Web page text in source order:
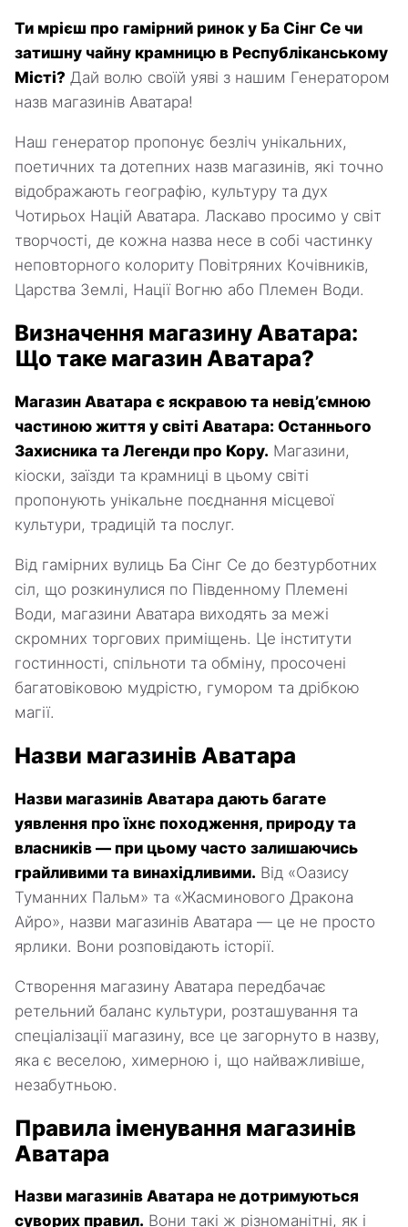
Ти мрієш про гамірний ринок у Ба Сінг Се чи
затишну чайну крамницю в Республіканському
Місті? Дай волю своїй уяві з нашим Генератором
назв магазинів Аватара!
Наш генератор пропонує безліч унікальних,
поетичних та дотепних назв магазинів, які точно
відображають географію, культуру та дух
Чотирьох Націй Аватара. Ласкаво просимо у світ
творчості, де кожна назва несе в собі частинку
неповторного колориту Повітряних Кочівників,
Царства Землі, Нації Вогню або Племен Води.
Визначення магазину Аватара:
Що таке магазин Аватара?
Магазин Аватара є яскравою та невід’ємною
частиною життя у світі Аватара: Останнього
Захисника та Легенди про Кору. Магазини,
кіоски, заїзди та крамниці в цьому світі
пропонують унікальне поєднання місцевої
культури, традицій та послуг.
Від гамірних вулиць Ба Сінг Се до безтурботних
сіл, що розкинулися по Південному Племені
Води, магазини Аватара виходять за межі
скромних торгових приміщень. Це інститути
гостинності, спільноти та обміну, просочені
багатовіковою мудрістю, гумором та дрібкою
магії.
Назви магазинів Аватара
Назви магазинів Аватара дають багате
уявлення про їхнє походження, природу та
власників — при цьому часто залишаючись
грайливими та винахідливими. Від «Оазису
Туманних Пальм» та «Жасминового Дракона
Айро», назви магазинів Аватара — це не просто
ярлики. Вони розповідають історії.
Створення магазину Аватара передбачає
ретельний баланс культури, розташування та
спеціалізації магазину, все це загорнуто в назву,
яка є веселою, химерною і, що найважливіше,
незабутньою.
Правила іменування магазинів
Аватара
Назви магазинів Аватара не дотримуються
суворих правил. Вони такі ж різноманітні, як і